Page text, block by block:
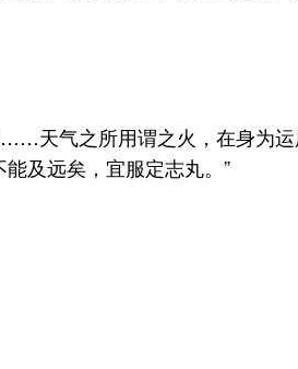
……天气之所用谓之火，在身为
及远矣，宜服定志丸。”